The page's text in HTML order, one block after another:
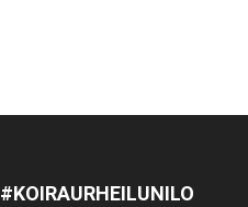
#KOIRAURHEILUNILO